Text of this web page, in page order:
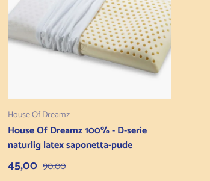
House Of Dreamz
House Of Dreamz 100% - D-serie
naturlig latex saponetta-pude
Salgspris
45,00 Normalpris
90,00